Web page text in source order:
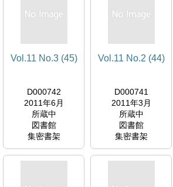
Vol.11 No.3 (45)
D000742
2011年6月
所蔵中
図書館
集密書架
Vol.11 No.2 (44)
D000741
2011年3月
所蔵中
図書館
集密書架